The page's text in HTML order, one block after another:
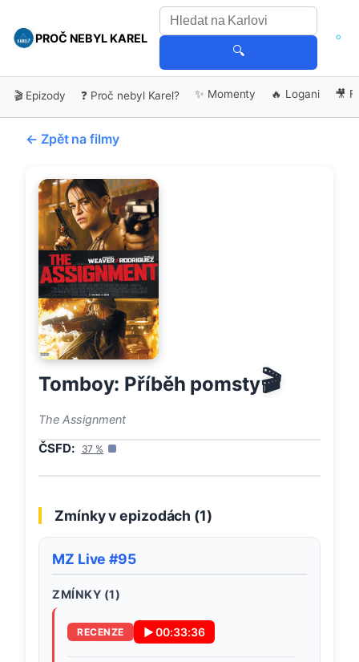
PROČ NEBYL KAREL
🔍
🎬 Epizody ❓ Proč nebyl Karel? ✨ Momenty 🔥 Logani 🎥
← Zpět na filmy
Tomboy: Příběh pomsty🎬
The Assignment
ČSFD: 37 %
Zmínky v epizodách (1)
MZ Live #95
ZMÍNKY (1)
RECENZE ▶00:33:36